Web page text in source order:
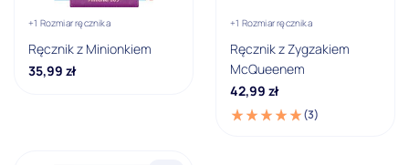
Fioletowy
Granatowy
+1 Rozmiar ręcznika
Ręcznik z Minionkiem
35,99 zł
+1 Rozmiar ręcznika
Ręcznik z Zygzakiem
McQueenem
42,99 zł
(3)